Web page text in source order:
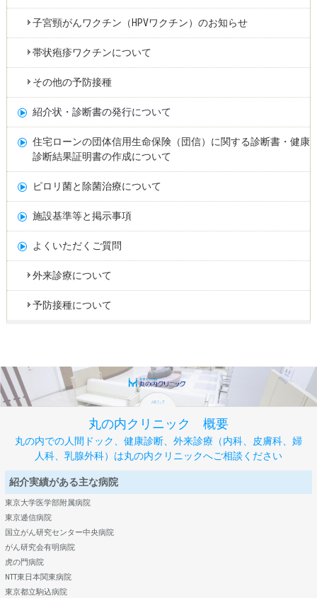
子宮頸がんワクチン（HPVワクチン）のお知らせ
帯状疱疹ワクチンについて
その他の予防接種
紹介状・診断書の発行について
住宅ローンの団体信用生命保険（団信）に関する診断書・健康
診断結果証明書の作成について
ピロリ菌と除菌治療について
施設基準等と掲示事項
よくいただくご質問
外来診療について
予防接種について
丸の内クリニック 概要
丸の内での人間ドック、健康診断、外来診療（内科、皮膚科、婦
人科、乳腺外科）は丸の内クリニックへご相談ください
紹介実績がある主な病院
東京大学医学部附属病院
東京逓信病院
国立がん研究センター中央病院
がん研究会有明病院
虎の門病院
NTT東日本関東病院
東京都立駒込病院